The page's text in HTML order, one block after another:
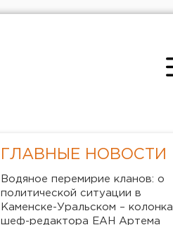
ГЛАВНЫЕ НОВОСТИ
Водяное перемирие кланов: о
политической ситуации в
Каменске-Уральском – колонка
шеф-редактора ЕАН Артема